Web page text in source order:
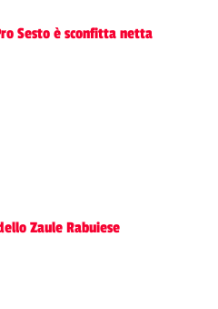
Sesto è sconfitta netta
Zaule Rabuiese